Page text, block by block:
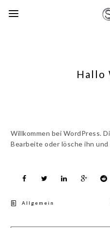
Hallo
Willkommen bei WordPress.
Bearbeite oder lösche ihn
Allgemein